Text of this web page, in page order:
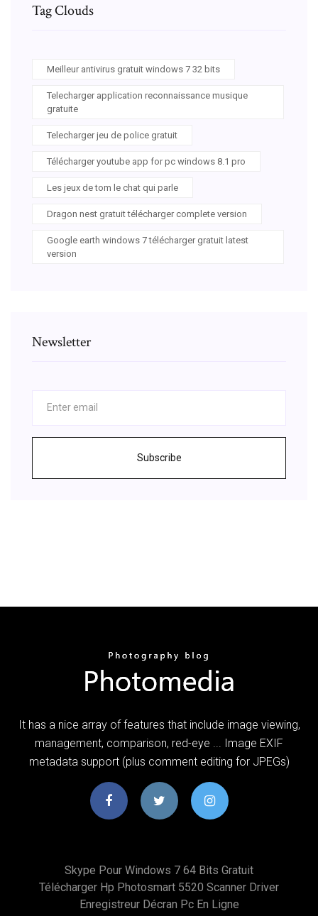
Tag Clouds
Meilleur antivirus gratuit windows 7 32 bits
Telecharger application reconnaissance musique
gratuite
Telecharger jeu de police gratuit
Télécharger youtube app for pc windows 8.1 pro
Les jeux de tom le chat qui parle
Dragon nest gratuit télécharger complete version
Google earth windows 7 télécharger gratuit latest
version
Newsletter
Subscribe
It has a nice array of features that include image viewing,
management, comparison, red-eye ... Image EXIF
metadata support (plus comment editing for JPEGs)
Skype Pour Windows 7 64 Bits Gratuit
Télécharger Hp Photosmart 5520 Scanner Driver
Enregistreur Décran Pc En Ligne